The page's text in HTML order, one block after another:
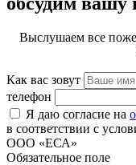
Выслушаем все
Как вас зовут
телефон
Я даю согласие на
в соответствии с
ООО «ЕСА»
Обязательное поле